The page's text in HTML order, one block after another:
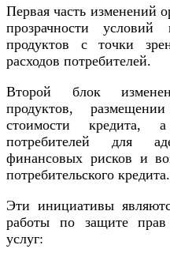
Первая часть изменений
прозрачности
продуктов с точки
расходов потребителей.
Второй блок
продуктов,
стоимости кредита,
потребителей для
финансовых рисков и
потребительского кредита.
Эти инициативы
работы по защите прав
услуг: